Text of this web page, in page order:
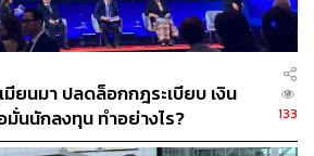
มียนมา ปลดล็อกกฎระเบียบ เงิน
มั่นนักลงทุน ทำอย่างไร?
133